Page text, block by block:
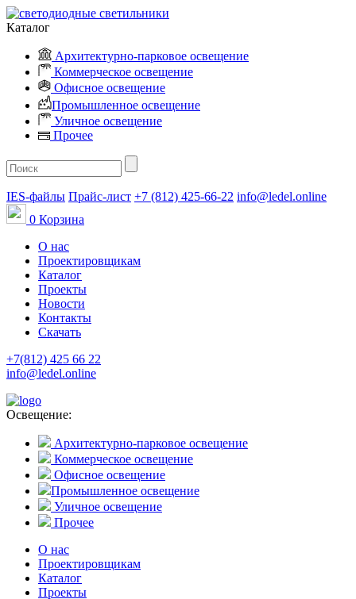
Каталог
Архитектурно-парковое освещение
Коммерческое освещение
Офисное освещение
Промышленное освещение
Уличное освещение
Прочее
IES-файлы Прайс-лист +7 (812) 425-66-22 info@ledel.online
0 Корзина
О нас
Проектировщикам
Каталог
Проекты
Новости
Контакты
Скачать
+7(812) 425 66 22
info@ledel.online
Освещение:
Архитектурно-парковое освещение
Коммерческое освещение
Офисное освещение
Промышленное освещение
Уличное освещение
Прочее
О нас
Проектировщикам
Каталог
Проекты